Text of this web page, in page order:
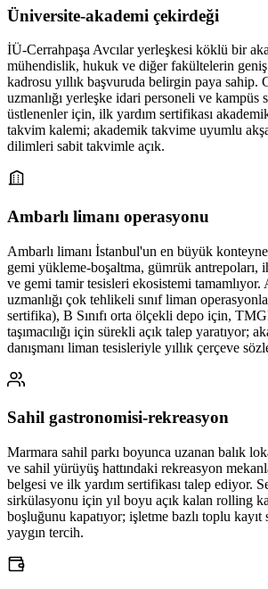
Üniversite-akademi çekirdeği
İÜ-Cerrahpaşa Avcılar yerleşkesi köklü bir
mühendislik, hukuk ve diğer fakültelerin
kadrosu yıllık başvuruda belirgin paya sahip.
uzmanlığı yerleşke idari personeli ve kampüs
üstlenenler için, ilk yardım sertifikası
takvim kalemi; akademik takvime uyumlu
dilimleri sabit takvimle açık.
Ambarlı limanı operasyonu
Ambarlı limanı İstanbul'un en büyük
gemi yükleme-boşaltma, gümrük antrepoları,
ve gemi tamir tesisleri ekosistemi tamamlıyor.
uzmanlığı çok tehlikeli sınıf liman
sertifika), B Sınıfı orta ölçekli depo için,
taşımacılığı için sürekli açık talep yaratıyor;
danışmanı liman tesisleriyle yıllık çerçeve
Sahil gastronomisi-rekreasyon
Marmara sahil parkı boyunca uzanan balık
ve sahil yürüyüş hattındaki rekreasyon
belgesi ve ilk yardım sertifikası talep ediyor.
sirkülasyonu için yıl boyu açık kalan rolling
boşluğunu kapatıyor; işletme bazlı toplu kayıt
yaygın tercih.